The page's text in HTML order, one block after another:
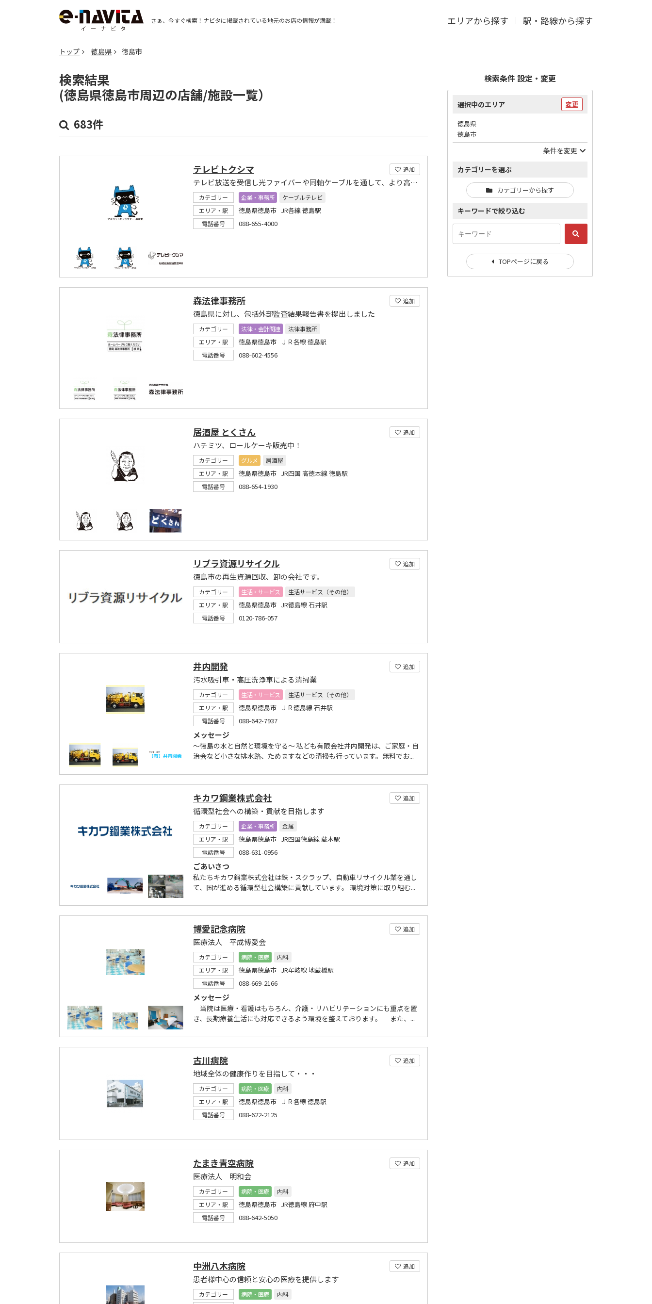
さぁ、今すぐ検索！ ナビタに掲載されている地元のお店の情報が満載！ エリアから探す 駅・路線から探す
トップ 徳島県 徳島市
検索結果
(徳島県徳島市周辺の店舗/施設一覧）
683件
追加
テレビトクシマ
テレビ放送を受信し光ファイバーや同軸ケーブルを通して、より高画質な映像をお届けします
カテゴリー 企業・事務所
ケーブルテレビ
エリア・駅
徳島県徳島市 JR各線 徳島駅
電話番号 088-655-4000
追加
森法律事務所
徳島県に対し、包括外部監査結果報告書を提出しました
カテゴリー 法律・会計関連
法律事務所
エリア・駅
徳島県徳島市 ＪＲ各線 徳島駅
電話番号 088-602-4556
追加
居酒屋 とくさん
ハチミツ、ロールケーキ販売中！
カテゴリー グルメ
居酒屋
エリア・駅
徳島県徳島市 JR四国 高徳本線 徳島駅
電話番号 088-654-1930
追加
リブラ資源リサイクル
徳島市の再生資源回収、卸の会社です。
カテゴリー 生活・サービス
生活サービス（その他）
エリア・駅
徳島県徳島市 JR徳島線 石井駅
電話番号 0120-786-057
追加
井内開発
汚水吸引車・高圧洗浄車による清掃業
カテゴリー 生活・サービス
生活サービス（その他）
エリア・駅
徳島県徳島市 ＪＲ徳島線 石井駅
電話番号 088-642-7937
メッセージ
～徳島の水と自然と環境を守る～ 私ども有限会社井内開発は、ご家庭・自
治会など小さな排水路、ためますなどの清掃も行っています。無料でお...
追加
キカワ鋼業株式会社
循環型社会への構築・貢献を目指します
カテゴリー 企業・事務所
金属
エリア・駅
徳島県徳島市 JR四国徳島線 蔵本駅
電話番号 088-631-0956
ごあいさつ
私たちキカワ鋼業株式会社は鉄・スクラップ、自動車リサイクル業を通し
て、国が進める循環型社会構築に貢献しています。 環境対策に取り組む...
追加
博愛記念病院
医療法人 平成博愛会
カテゴリー 病院・医療
内科
エリア・駅
徳島県徳島市 JR牟岐線 地蔵橋駅
電話番号 088-669-2166
メッセージ
当院は医療・看護はもちろん、介護・リハビリテーションにも重点を置
き、長期療養生活にも対応できるよう環境を整えております。 また、...
追加
古川病院
地域全体の健康作りを目指して・・・
カテゴリー 病院・医療
内科
エリア・駅
徳島県徳島市 ＪＲ各線 徳島駅
電話番号 088-622-2125
追加
たまき青空病院
医療法人 明和会
カテゴリー 病院・医療
内科
エリア・駅
徳島県徳島市 JR徳島線 府中駅
電話番号 088-642-5050
追加
中洲八木病院
患者様中心の信頼と安心の医療を提供します
カテゴリー 病院・医療
内科
検索条件 設定・変更
選択中のエリア 変更
徳島県
徳島市
条件を変更
カテゴリーを選ぶ
カテゴリーから探す
キーワードで絞り込む
TOPページに戻る